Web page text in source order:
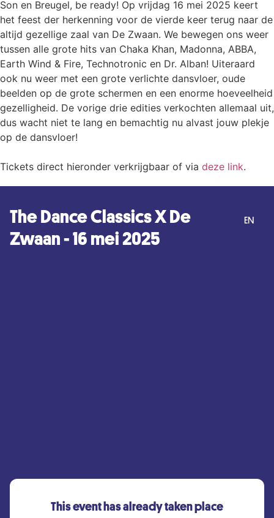
Son en Breugel, be ready! Op vrijdag 16 mei 2025 keert
het feest der herkenning voor de vierde keer terug naar de
altijd gezellige zaal van De Zwaan. We bewegen ons weer
tussen alle grote hits van Chaka Khan, Madonna, ABBA,
Earth Wind & Fire, Technotronic en Dr. Alban! Uiteraard
ook nu weer met een grote verlichte dansvloer, oude
beelden op de grote schermen en een enorme hoeveelheid
gezelligheid. De vorige drie edities verkochten allemaal uit,
dus wacht niet te lang en bemachtig nu alvast jouw plekje
op de dansvloer!
Tickets direct hieronder verkrijgbaar of via deze link.